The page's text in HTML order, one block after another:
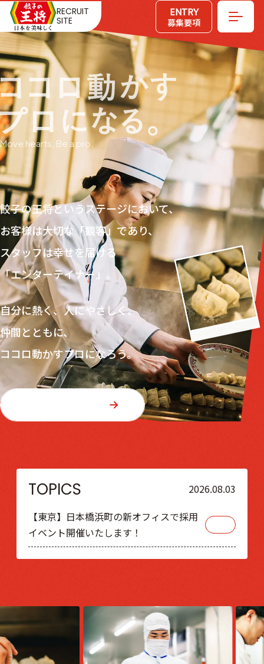
RECRUIT
SITE
募集要項
ENTRY
Move hearts, Be a pro.
餃子の王将というステージにおいて、
お客様は大切な「観客」であり、
スタッフは幸せを届ける
「エンターテイナー」。
自分に熱く、人にやさしく。
仲間とともに、
ココロ動かすプロになろう。
TOPICS
2026.08.03
【東京】日本橋浜町の新オフィスで採用
イベント開催いたします！